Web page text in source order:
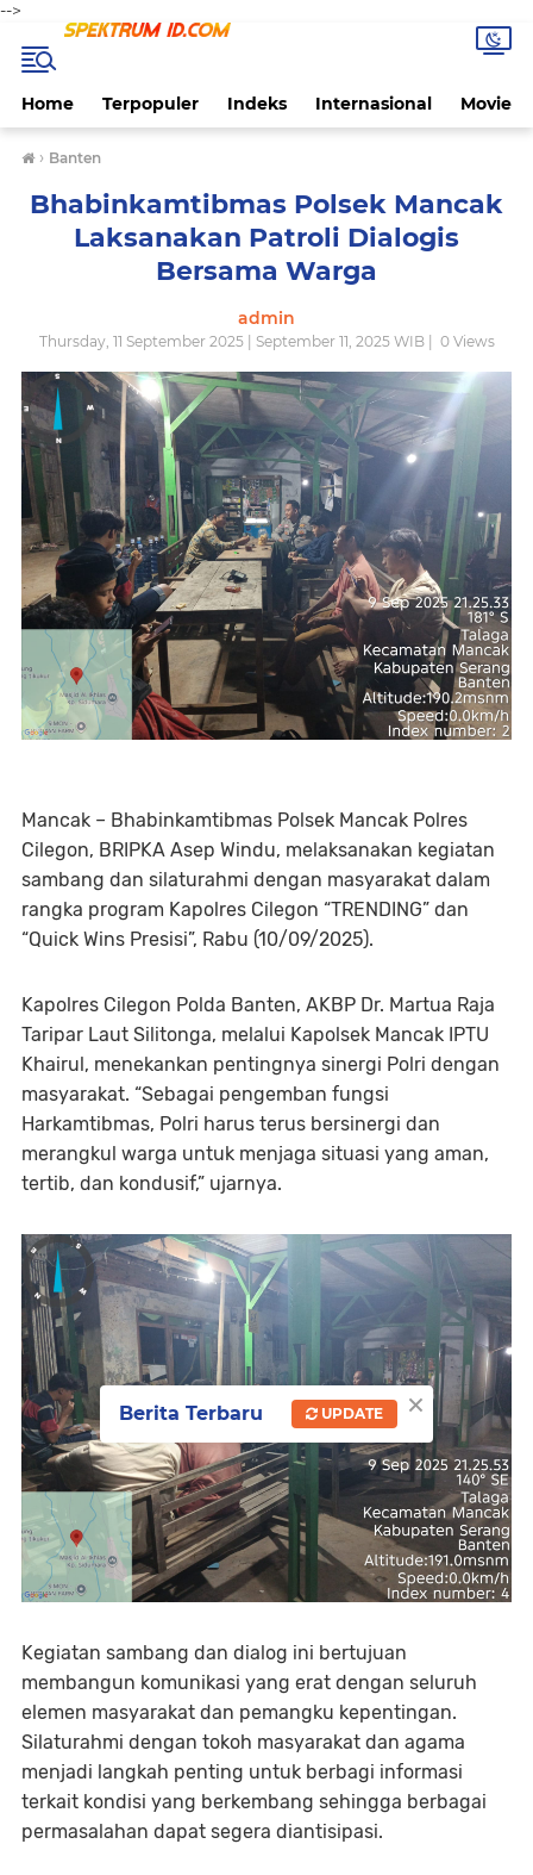
-->
Home Terpopuler Indeks Internasional Movie
› Banten
Bhabinkamtibmas Polsek Mancak
Laksanakan Patroli Dialogis
Bersama Warga
admin
Thursday, 11 September 2025 | September 11, 2025 WIB | 0Views
Mancak – Bhabinkamtibmas Polsek Mancak Polres
Cilegon, BRIPKA Asep Windu, melaksanakan kegiatan
sambang dan silaturahmi dengan masyarakat dalam
rangka program Kapolres Cilegon “TRENDING” dan
“Quick Wins Presisi”, Rabu (10/09/2025).
Kapolres Cilegon Polda Banten, AKBP Dr. Martua Raja
Taripar Laut Silitonga, melalui Kapolsek Mancak IPTU
Khairul, menekankan pentingnya sinergi Polri dengan
masyarakat. “Sebagai pengemban fungsi
Harkamtibmas, Polri harus terus bersinergi dan
merangkul warga untuk menjaga situasi yang aman,
tertib, dan kondusif,” ujarnya.
Kegiatan sambang dan dialog ini bertujuan
membangun komunikasi yang erat dengan seluruh
elemen masyarakat dan pemangku kepentingan.
Silaturahmi dengan tokoh masyarakat dan agama
menjadi langkah penting untuk berbagi informasi
terkait kondisi yang berkembang sehingga berbagai
permasalahan dapat segera diantisipasi.
×
Berita Terbaru UPDATE